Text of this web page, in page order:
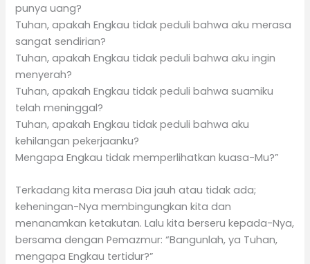
punya uang?
Tuhan, apakah Engkau tidak peduli bahwa aku merasa
sangat sendirian?
Tuhan, apakah Engkau tidak peduli bahwa aku ingin
menyerah?
Tuhan, apakah Engkau tidak peduli bahwa suamiku
telah meninggal?
Tuhan, apakah Engkau tidak peduli bahwa aku
kehilangan pekerjaanku?
Mengapa Engkau tidak memperlihatkan kuasa-Mu?”
Terkadang kita merasa Dia jauh atau tidak ada;
keheningan-Nya membingungkan kita dan
menanamkan ketakutan. Lalu kita berseru kepada-Nya,
bersama dengan Pemazmur: “Bangunlah, ya Tuhan,
mengapa Engkau tertidur?”